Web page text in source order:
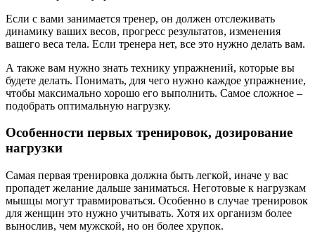
Если с вами занимается тренер, он должен отслеживать
динамику ваших весов, прогресс результатов, изменения
вашего веса тела. Если тренера нет, все это нужно делать вам.
А также вам нужно знать технику упражнений, которые вы
будете делать. Понимать, для чего нужно каждое упражнение,
чтобы максимально хорошо его выполнить. Самое сложное –
подобрать оптимальную нагрузку.
Особенности первых тренировок, дозирование
нагрузки
Самая первая тренировка должна быть легкой, иначе у вас
пропадет желание дальше заниматься. Неготовые к нагрузкам
мышцы могут травмироваться. Особенно в случае тренировок
для женщин это нужно учитывать. Хотя их организм более
вынослив, чем мужской, но он более хрупок.